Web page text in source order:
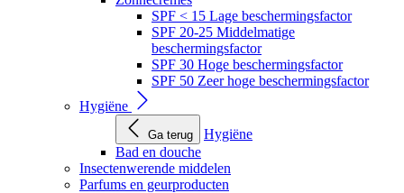
SPF < 15 Lage beschermingsfactor
SPF 20-25 Middelmatige
beschermingsfactor
SPF 30 Hoge beschermingsfactor
SPF 50 Zeer hoge beschermingsfactor
Hygiëne
Ga terug
Hygiëne
Bad en douche
Insectenwerende middelen
Parfums en geurproducten